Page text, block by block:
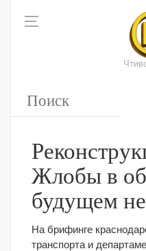
Жлобы в
будущем
На брифинге
транспорта и